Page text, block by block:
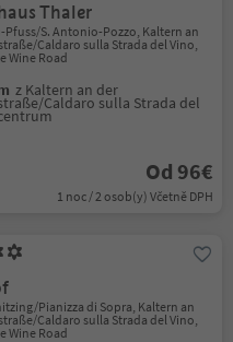
Thaler
Pfuss/S. Antonio-Pozzo, Kaltern an
Caldaro sulla Strada del Vino,
Wine Road
z Kaltern an der
Caldaro sulla Strada del
Od 96€
1 noc / 2 osob(y) Včetně DPH
Pianizza di Sopra, Kaltern an
Caldaro sulla Strada del Vino,
Wine Road